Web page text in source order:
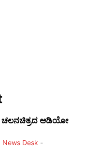
ಚಲನಚಿತ್ರದ ಆಡಿಯೋ
Desk -